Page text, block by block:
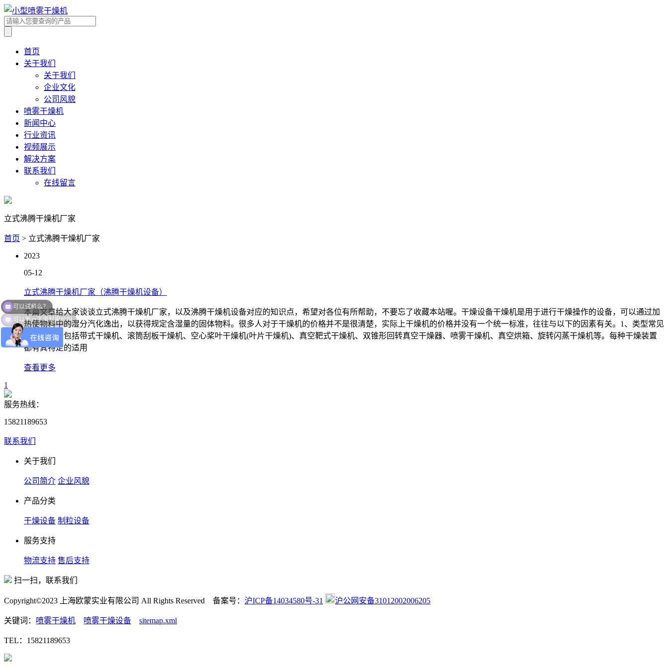
首页
关于我们
关于我们
企业文化
公司风貌
喷雾干燥机
新闻中心
行业资讯
视频展示
解决方案
联系我们
在线留言
立式沸腾干燥机厂家
首页 > 立式沸腾干燥机厂家
2023
05-12
立式沸腾干燥机厂家（沸腾干燥机设备）
本篇文章给大家谈谈立式沸腾干燥机厂家，以及沸腾干燥机设备对应的知识点，希望对各位有所帮助，不要忘了收藏本站喔。干燥设备干燥机是用于进行干燥操作的设备，可以通过加
热使物料中的湿分汽化逸出，以获得规定含湿量的固体物料。很多人对于干燥机的价格并不是很清楚，实际上干燥机的价格并没有一个统一标准，往往与以下的因素有关。1、类型常见
的干燥设备包括带式干燥机、滚筒刮板干燥机、空心桨叶干燥机(叶片干燥机)、真空靶式干燥机、双锥形回转真空干燥器、喷雾干燥机、真空烘箱、旋转闪蒸干燥机等。每种干燥装置
都有其特定的适用
查看更多
1
服务热线：
15821189653
联系我们
关于我们
公司简介 企业风貌
产品分类
干燥设备 制粒设备
服务支持
物流支持 售后支持
扫一扫，联系我们
Copyright©2023 上海欧蒙实业有限公司 All Rights Reserved 备案号： 沪ICP备14034580号-31 沪公网安备31012002006205
关键词： 喷雾干燥机 喷雾干燥设备 sitemap.xml
TEL：15821189653
可以试机么？
可以发一下资料报价吗